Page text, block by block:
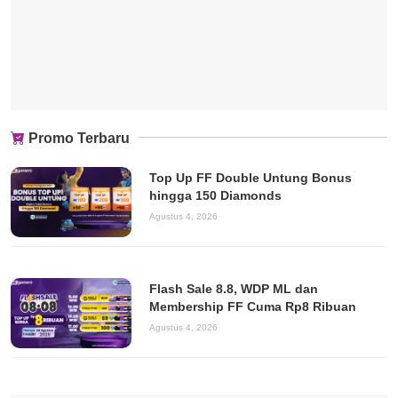
Promo Terbaru
Top Up FF Double Untung Bonus
hingga 150 Diamonds
Agustus 4, 2026
Flash Sale 8.8, WDP ML dan
Membership FF Cuma Rp8 Ribuan
Agustus 4, 2026